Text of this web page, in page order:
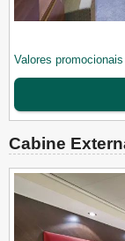
Valores
Cabine